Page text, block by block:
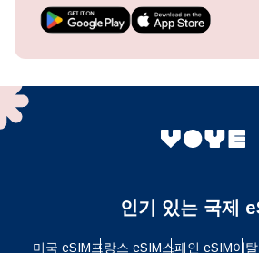
인기 있는 국제
미국 eSIM프랑스 eSIM스페인 eSIM이